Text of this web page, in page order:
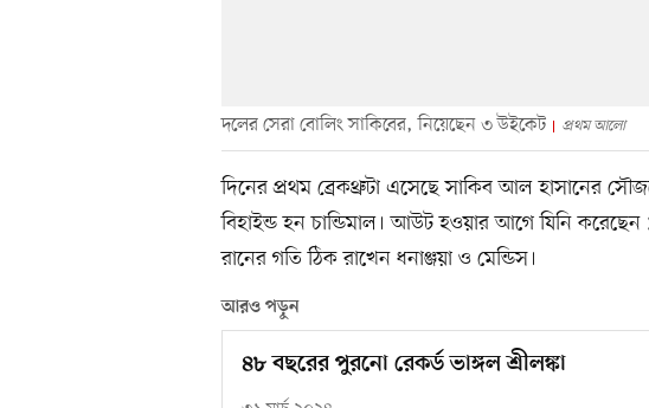
দলের সেরা বোলিং সাকিবের, নিয়েছেন ৩ উইকেট প্রথম আলো
দিনের প্রথম ব্রেকথ্রুটা এসেছে সাকিব আল হাসানের
বিহাইন্ড হন চান্ডিমাল। আউট হওয়ার আগে যিনি
রানের গতি ঠিক রাখেন ধনাঞ্জয়া ও মেন্ডিস।
আরও পড়ুন
৪৮ বছরের পুরনো রেকর্ড ভাঙ্গল শ্রীলঙ্কা